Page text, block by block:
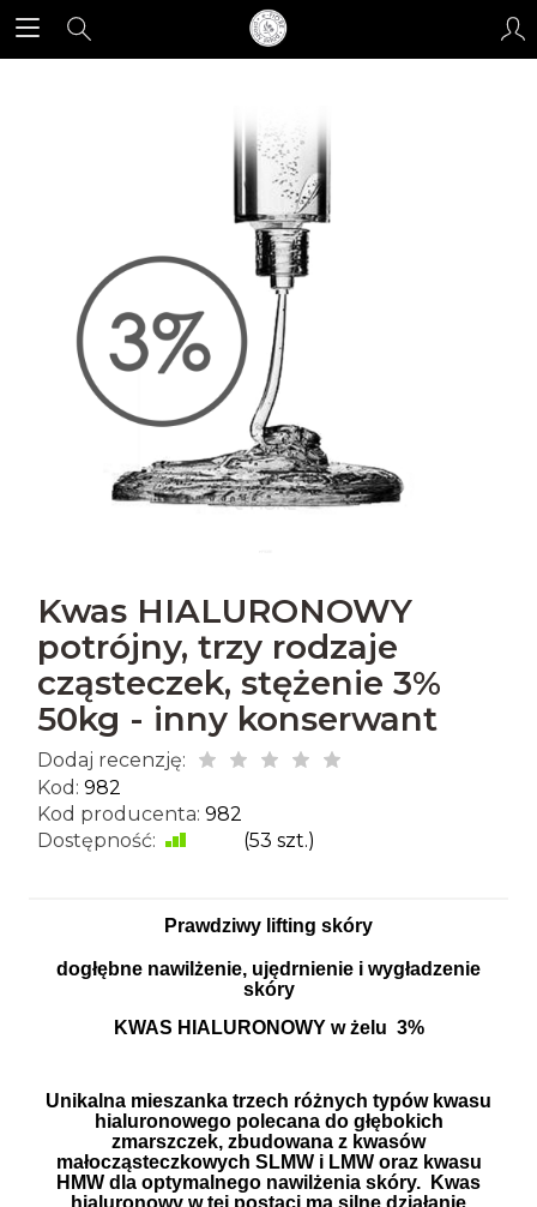
Kwas HIALURONOWY
potrójny, trzy rodzaje
cząsteczek, stężenie 3%
50kg - inny konserwant
Dodaj recenzję:
Kod: 982
Kod producenta: 982
Dostępność:
(53 szt.)
Prawdziwy lifting skóry
dogłębne nawilżenie, ujędrnienie i wygładzenie
skóry
KWAS HIALURONOWY w żelu 3%
Unikalna mieszanka trzech różnych typów kwasu
hialuronowego polecana do głębokich
zmarszczek, zbudowana z kwasów
małocząsteczkowych SLMW i LMW oraz kwasu
HMW dla optymalnego nawilżenia skóry. Kwas
hialuronowy w tej postaci ma silne działanie